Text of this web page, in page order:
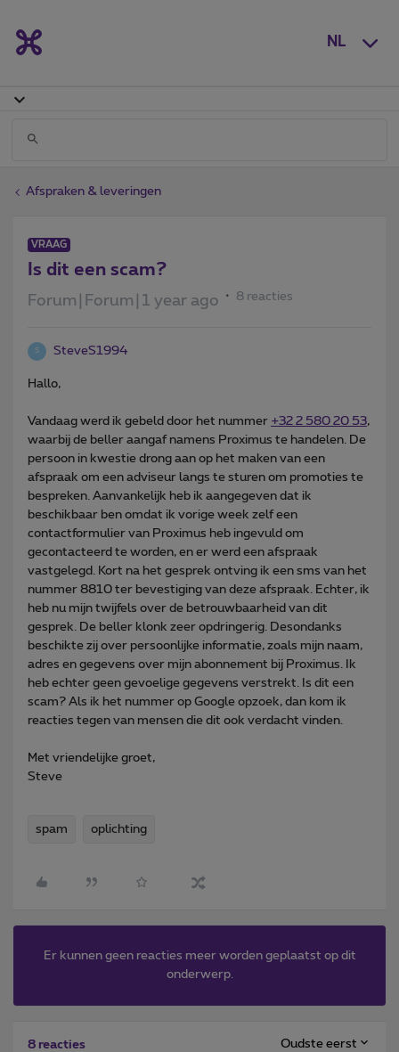
NL
Afspraken & leveringen
VRAAG
Is dit een scam?
Forum|Forum|1 year ago 8 reacties
S SteveS1994
Hallo,
Vandaag werd ik gebeld door het nummer +32 2 580 20 53,
waarbij de beller aangaf namens Proximus te handelen. De
persoon in kwestie drong aan op het maken van een
afspraak om een adviseur langs te sturen om promoties te
bespreken. Aanvankelijk heb ik aangegeven dat ik
beschikbaar ben omdat ik vorige week zelf een
contactformulier van Proximus heb ingevuld om
gecontacteerd te worden, en er werd een afspraak
vastgelegd. Kort na het gesprek ontving ik een sms van het
nummer 8810 ter bevestiging van deze afspraak. Echter, ik
heb nu mijn twijfels over de betrouwbaarheid van dit
gesprek. De beller klonk zeer opdringerig. Desondanks
beschikte zij over persoonlijke informatie, zoals mijn naam,
adres en gegevens over mijn abonnement bij Proximus. Ik
heb echter geen gevoelige gegevens verstrekt. Is dit een
scam? Als ik het nummer op Google opzoek, dan kom ik
reacties tegen van mensen die dit ook verdacht vinden.
Met vriendelijke groet,
Steve
spam oplichting
Er kunnen geen reacties meer worden geplaatst op dit
onderwerp.
8 reacties Oudste eerst